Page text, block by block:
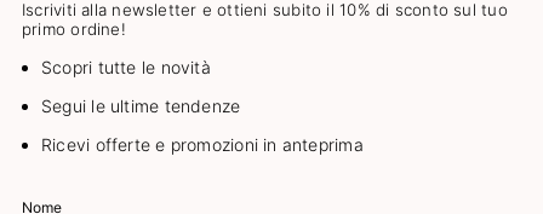
Iscriviti alla newsletter e ottieni subito il 10% di sconto sul tuo
primo ordine!
Scopri tutte le novità
Segui le ultime tendenze
Ricevi offerte e promozioni in anteprima